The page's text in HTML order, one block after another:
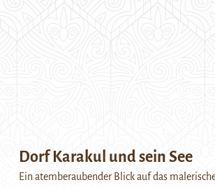
Dorf Karakul und sein See
Ein atemberaubender Blick auf das